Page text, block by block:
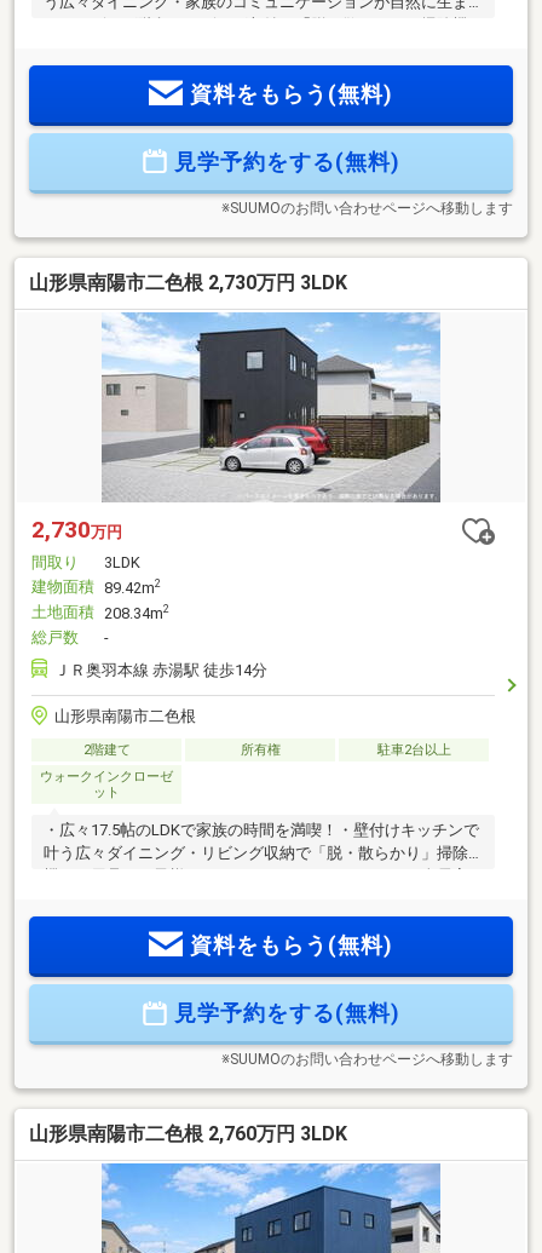
れるリビング階段・リビング収納で「脱・散らかり」掃除機
付き！主寝室にはウォークインクローゼットがあるので衣替
え不要・2階フリースペースはサンルームに早変わり！天気が
中学校：徒歩14分ヤマザワ南陽店：徒歩8分赤湯駅前クリニッ
ク：徒歩11分赤湯駅：徒歩7分≪店舗情報≫ユニテハウス山形
資料をもらう(無料)
見学予約をする(無料)
※SUUMOのお問い合わせページへ移動します
山形県南陽市二色根 2,730万円 3LDK
2,730万円
間取り
3LDK
建物面積 89.42m2
土地面積 208.34m2
総戸数
-
ＪＲ奥羽本線 赤湯駅 徒歩14分
山形県南陽市二色根
2階建て 所有権
駐車2台以上
ウォークインクローゼ
ット
・広々17.5帖のLDKで家族の時間を満喫！・壁付けキッチンで
叶う広々ダイニング・リビング収納で「脱・散らかり」掃除
衣替え不要♪・2階フリースペースはサンルームに早変わり！
天気が悪い日は室内干しOK！・家庭菜園など楽しめる庭付き
湯駅：徒歩14分≪店舗情報≫ユニテハウス山形023-631-
5379「スーモを見て」とお伝えください♪
資料をもらう(無料)
見学予約をする(無料)
※SUUMOのお問い合わせページへ移動します
山形県南陽市二色根 2,760万円 3LDK